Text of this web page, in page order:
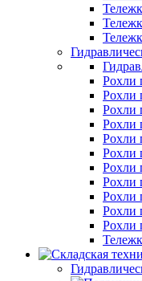
Рохли
Рохли
Рохли
Рохли
Рохли
Рохли
Рохли
Рохли
Рохли
Рохли
Рохли